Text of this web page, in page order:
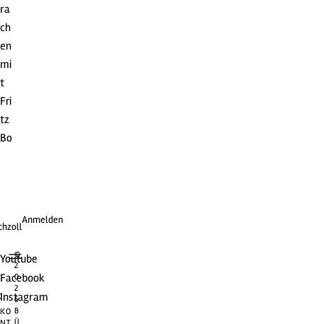
Anmelden
ra
ch
en
mi
t
Fri
tz
Bo
Youtube
Facebook
Instagram
KO
©
2
0
2
6
B